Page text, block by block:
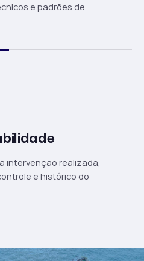
e padrões de
intervenção realizada,
e histórico do